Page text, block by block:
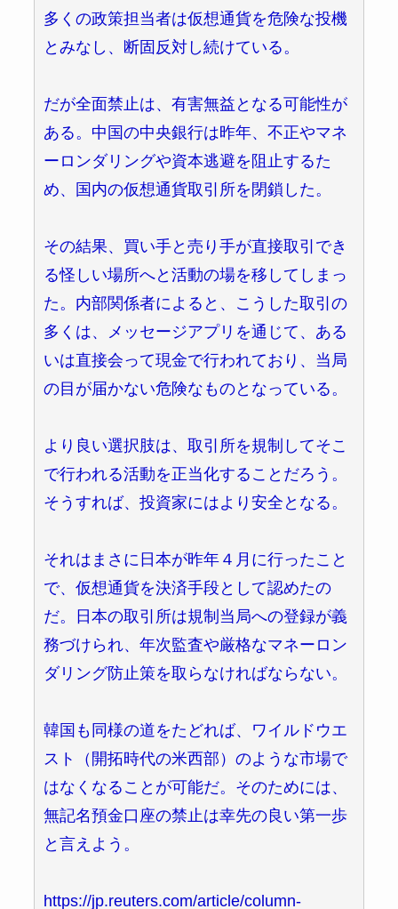
多くの政策担当者は仮想通貨を危険な投機
とみなし、断固反対し続けている。
だが全面禁止は、有害無益となる可能性が
ある。中国の中央銀行は昨年、不正やマネ
ーロンダリングや資本逃避を阻止するた
め、国内の仮想通貨取引所を閉鎖した。
その結果、買い手と売り手が直接取引でき
る怪しい場所へと活動の場を移してしまっ
た。内部関係者によると、こうした取引の
多くは、メッセージアプリを通じて、ある
いは直接会って現金で行われており、当局
の目が届かない危険なものとなっている。
より良い選択肢は、取引所を規制してそこ
で行われる活動を正当化することだろう。
そうすれば、投資家にはより安全となる。
それはまさに日本が昨年４月に行ったこと
で、仮想通貨を決済手段として認めたの
だ。日本の取引所は規制当局への登録が義
務づけられ、年次監査や厳格なマネーロン
ダリング防止策を取らなければならない。
韓国も同様の道をたどれば、ワイルドウエ
スト（開拓時代の米西部）のような市場で
はなくなることが可能だ。そのためには、
無記名預金口座の禁止は幸先の良い第一歩
と言えよう。
https://jp.reuters.com/article/column-